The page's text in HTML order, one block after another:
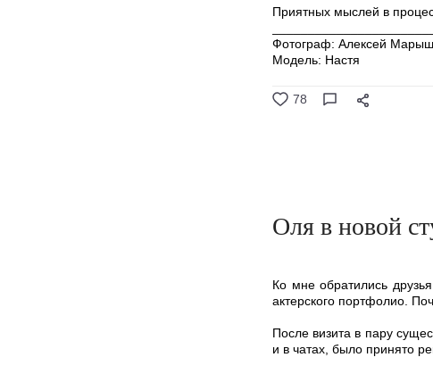
Приятных мыслей в
Фотограф: Алексей
Модель: Настя
78
Оля в новой
Ко мне обратились
актерского портфолио.
После визита в пару
и в чатах, было принято